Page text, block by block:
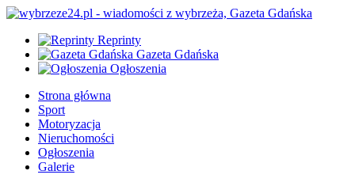
Reprinty
Gazeta Gdańska
Ogłoszenia
Strona główna
Sport
Motoryzacja
Nieruchomości
Ogłoszenia
Galerie